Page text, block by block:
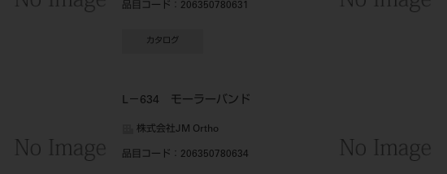
品目コード ：206350780631
カタログ
L－634 モーラーバンド
株式会社JM Ortho
品目コード ：206350780634